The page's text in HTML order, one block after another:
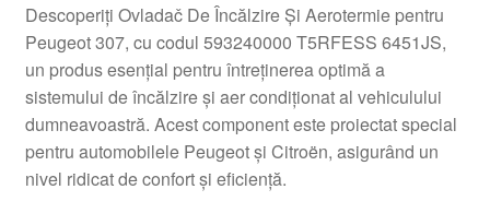
Despre noi
Finalizare comandă
Livrare
Descoperiți Ovladač De Încălzire Și Aerotermie pentru
Peugeot 307, cu codul 593240000 T5RFESS 6451JS,
un produs esențial pentru întreținerea optimă a
sistemului de încălzire și aer condiționat al vehiculului
dumneavoastră. Acest component este proiectat special
pentru automobilele Peugeot și Citroën, asigurând un
nivel ridicat de confort și eficiență.